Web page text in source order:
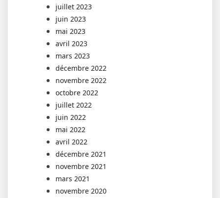
juillet 2023
juin 2023
mai 2023
avril 2023
mars 2023
décembre 2022
novembre 2022
octobre 2022
juillet 2022
juin 2022
mai 2022
avril 2022
décembre 2021
novembre 2021
mars 2021
novembre 2020